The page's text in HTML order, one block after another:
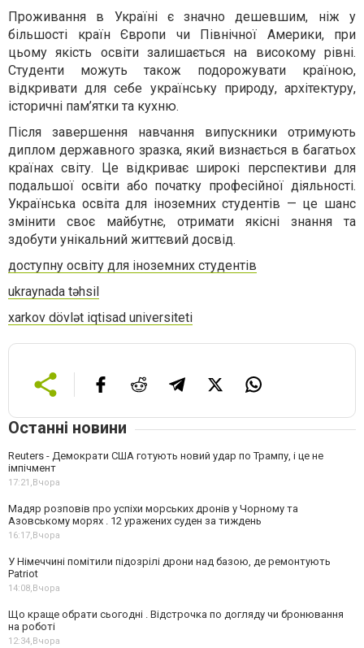
Проживання в Україні є значно дешевшим, ніж у
більшості країн Європи чи Північної Америки, при
цьому якість освіти залишається на високому рівні.
Студенти можуть також подорожувати країною,
відкривати для себе українську природу, архітектуру,
історичні пам’ятки та кухню.
Після завершення навчання випускники отримують
диплом державного зразка, який визнається в багатьох
країнах світу. Це відкриває широкі перспективи для
подальшої освіти або початку професійної діяльності.
Українська освіта для іноземних студентів — це шанс
змінити своє майбутнє, отримати якісні знання та
здобути унікальний життєвий досвід.
доступну освіту для іноземних студентів
ukraynada təhsil
xarkov dövlət iqtisad universiteti
Останні новини
Reuters - Демократи США готують новий удар по Трампу, і це не
імпічмент
17:21, Вчора
Мадяр розповів про успіхи морських дронів у Чорному та
Азовському морях . 12 уражених суден за тиждень
16:17, Вчора
У Німеччині помітили підозрілі дрони над базою, де ремонтують
Patriot
14:08, Вчора
Що краще обрати сьогодні . Відстрочка по догляду чи бронювання
на роботі
12:34, Вчора